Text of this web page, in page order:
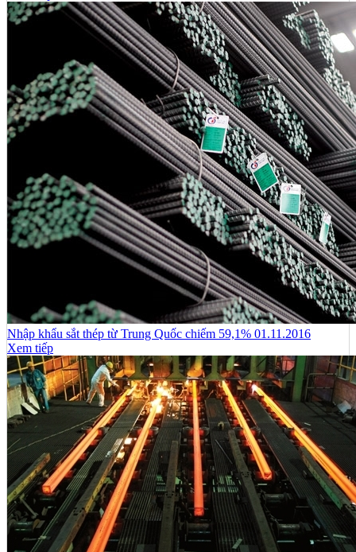
Nhập khẩu sắt thép từ Trung Quốc chiếm 59,1% 01.11.2016
Xem tiếp